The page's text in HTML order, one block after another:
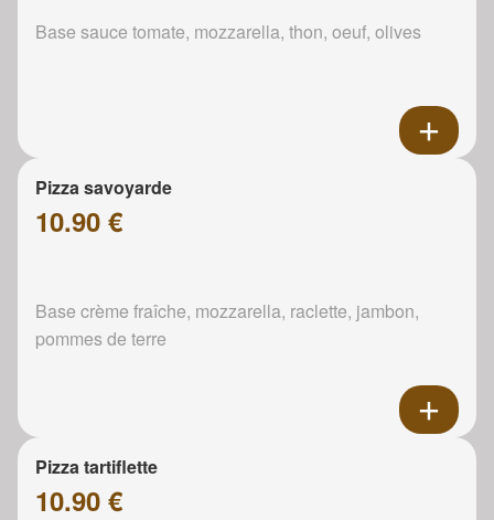
Base sauce tomate, mozzarella, thon, oeuf, olives
Pizza savoyarde
10.90 €
Base crème fraîche, mozzarella, raclette, jambon,
pommes de terre
Pizza tartiflette
10.90 €